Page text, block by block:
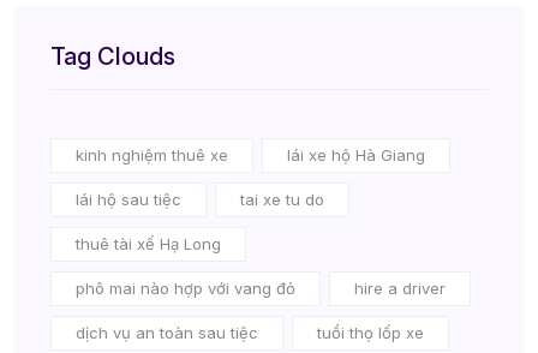
Tag Clouds
kinh nghiệm thuê xe lái xe hộ Hà Giang
lái hộ sau tiệc tai xe tu do
thuê tài xế Hạ Long
phô mai nào hợp với vang đỏ hire a driver
dịch vụ an toàn sau tiệc tuổi thọ lốp xe